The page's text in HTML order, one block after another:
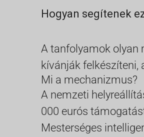
Hogyan segítenek
A tanfolyamok olyan
kívánják felkészíteni,
Mi a mechanizmus?
A nemzeti
000 eurós
Mesterséges